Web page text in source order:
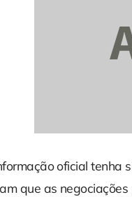
oficial tenha
que as